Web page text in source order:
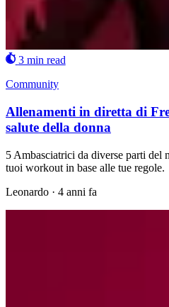
3 min read
Community
Allenamenti in diretta di
salute della donna
5 Ambasciatrici da diverse parti del
tuoi workout in base alle tue regole.
Leonardo · 4 anni fa